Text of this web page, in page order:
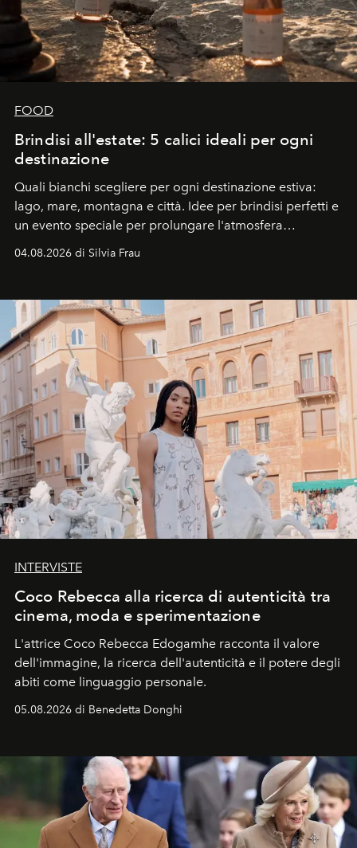
FOOD
Brindisi all'estate: 5 calici ideali per ogni
destinazione
Quali bianchi scegliere per ogni destinazione estiva:
lago, mare, montagna e città. Idee per brindisi perfetti e
un evento speciale per prolungare l'atmosfera
04.08.2026 di Silvia Frau
INTERVISTE
Coco Rebecca alla ricerca di autenticità tra
cinema, moda e sperimentazione
L'attrice Coco Rebecca Edogamhe racconta il valore
dell'immagine, la ricerca dell'autenticità e il potere degli
abiti come linguaggio personale.
05.08.2026 di Benedetta Donghi